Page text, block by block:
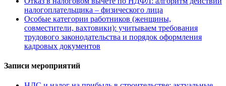
налогоплательщика – физического лица
Особые категории работников (женщины,
совместители, вахтовики): учитываем требования
трудового законодательства и порядок оформления
кадровых документов
Записи мероприятий